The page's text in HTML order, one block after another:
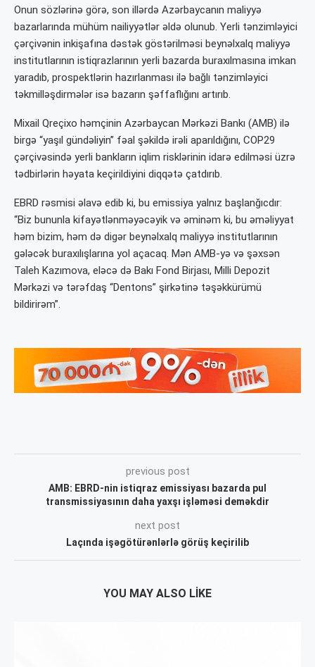
Onun sözlərinə görə, son illərdə Azərbaycanın maliyyə
bazarlarında mühüm nailiyyətlər əldə olunub. Yerli tənzimləyici
çərçivənin inkişafına dəstək göstərilməsi beynəlxalq maliyyə
institutlarının istiqrazlarının yerli bazarda buraxılmasına imkan
yaradıb, prospektlərin hazırlanması ilə bağlı tənzimləyici
təkmilləşdirmələr isə bazarın şəffaflığını artırıb.
Mixail Qreçixo həmçinin Azərbaycan Mərkəzi Bankı (AMB) ilə
birgə “yaşıl gündəliyin” fəal şəkildə irəli aparıldığını, COP29
çərçivəsində yerli bankların iqlim risklərinin idarə edilməsi üzrə
tədbirlərin həyata keçirildiyini diqqətə çatdırıb.
EBRD rəsmisi əlavə edib ki, bu emissiya yalnız başlanğıcdır:
“Biz bununla kifayətlənməyəcəyik və əminəm ki, bu əməliyyat
həm bizim, həm də digər beynəlxalq maliyyə institutlarının
gələcək buraxılışlarına yol açacaq. Mən AMB-yə və şəxsən
Taleh Kazımova, eləcə də Bakı Fond Birjası, Milli Depozit
Mərkəzi və tərəfdaş “Dentons” şirkətinə təşəkkürümü
bildirirəm”.
previous post
AMB: EBRD-nin istiqraz emissiyası bazarda pul
transmissiyasının daha yaxşı işləməsi deməkdir
next post
Laçında işəgötürənlərlə görüş keçirilib
YOU MAY ALSO LIKE